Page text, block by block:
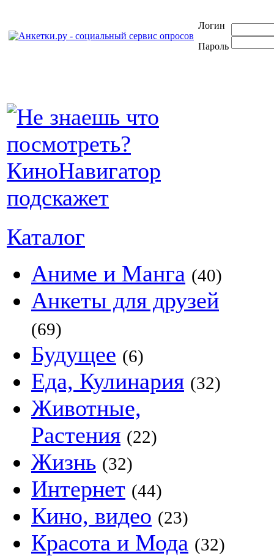
Логин
Пароль
Каталог
Аниме и Манга (40)
Анкеты для друзей
(69)
Будущее (6)
Еда, Кулинария (32)
Животные,
Растения (22)
Жизнь (32)
Интернет (44)
Кино, видео (23)
Красота и Мода (32)